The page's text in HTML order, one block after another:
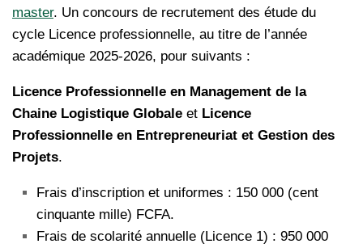
master. Un concours de recrutement des étude du
cycle Licence professionnelle, au titre de l’année
académique 2025-2026, pour suivants :
Licence Professionnelle en Management de la
Chaine Logistique Globale et Licence
Professionnelle en Entrepreneuriat et Gestion des
Projets.
Frais d’inscription et uniformes : 150 000 (cent
cinquante mille) FCFA.
Frais de scolarité annuelle (Licence 1) : 950 000